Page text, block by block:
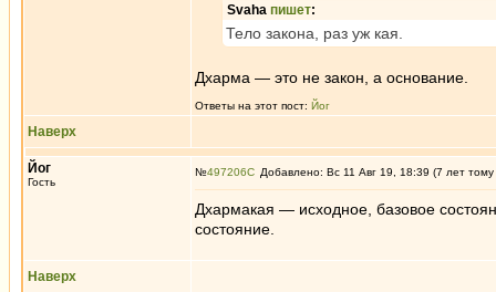
Svaha пишет:
Тело закона, раз уж кая.
Дхарма — это не закон, а основание.
Ответы на этот пост: Йог
Наверх
Йог
Гость
№497206 Добавлено: Вс 11 Авг 19, 18:39 (7 лет тому
Дхармакая — исходное, базовое
состояние.
Наверх